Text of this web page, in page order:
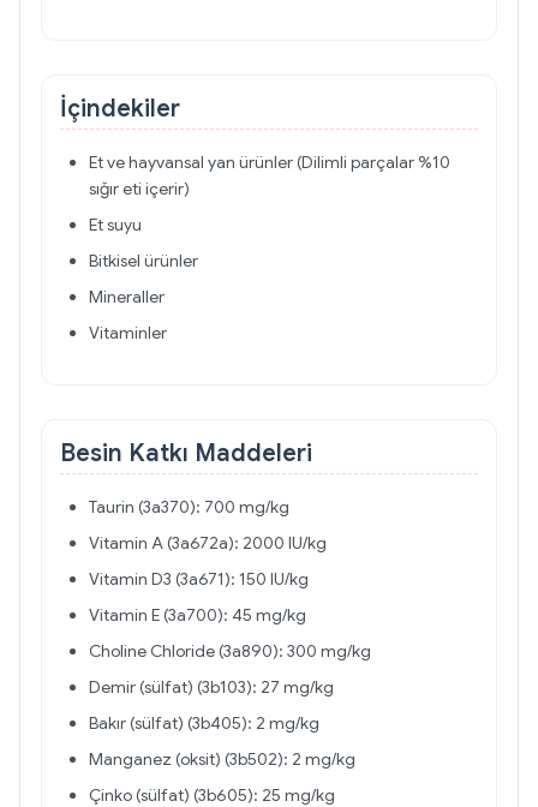
İçindekiler
Et ve hayvansal yan ürünler (Dilimli parçalar %10
sığır eti içerir)
Et suyu
Bitkisel ürünler
Mineraller
Vitaminler
Besin Katkı Maddeleri
Taurin (3a370): 700 mg/kg
Vitamin A (3a672a): 2000 IU/kg
Vitamin D3 (3a671): 150 IU/kg
Vitamin E (3a700): 45 mg/kg
Choline Chloride (3a890): 300 mg/kg
Demir (sülfat) (3b103): 27 mg/kg
Bakır (sülfat) (3b405): 2 mg/kg
Manganez (oksit) (3b502): 2 mg/kg
Çinko (sülfat) (3b605): 25 mg/kg